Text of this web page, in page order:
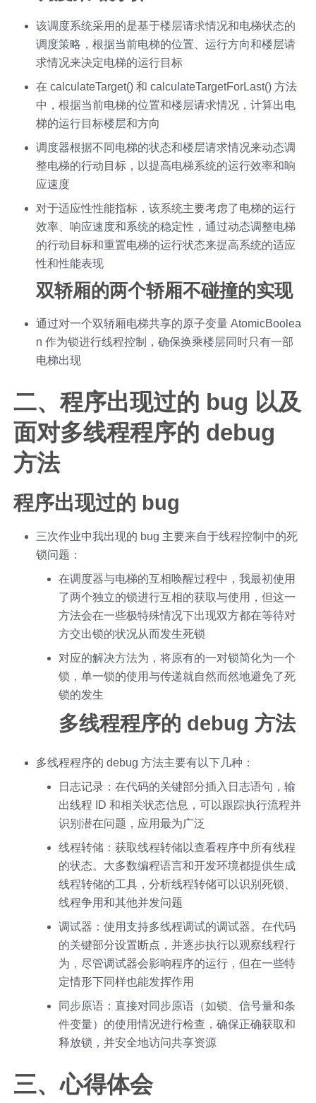
该调度系统采用的是基于楼层请求情况和电梯状态的
调度策略，根据当前电梯的位置、运行方向和楼层请
求情况来决定电梯的运行目标
在 calculateTarget() 和 calculateTargetForLast() 方法
中，根据当前电梯的位置和楼层请求情况，计算出电
梯的运行目标楼层和方向
调度器根据不同电梯的状态和楼层请求情况来动态调
整电梯的行动目标，以提高电梯系统的运行效率和响
应速度
对于适应性性能指标，该系统主要考虑了电梯的运行
效率、响应速度和系统的稳定性，通过动态调整电梯
的行动目标和重置电梯的运行状态来提高系统的适应
性和性能表现
双轿厢的两个轿厢不碰撞的实现
通过对一个双轿厢电梯共享的原子变量 AtomicBoolea
n 作为锁进行线程控制，确保换乘楼层同时只有一部
电梯出现
二、程序出现过的 bug 以及
面对多线程程序的 debug
方法
程序出现过的 bug
三次作业中我出现的 bug 主要来自于线程控制中的死
锁问题：
在调度器与电梯的互相唤醒过程中，我最初使用
了两个独立的锁进行互相的获取与使用，但这一
方法会在一些极特殊情况下出现双方都在等待对
方交出锁的状况从而发生死锁
对应的解决方法为，将原有的一对锁简化为一个
锁，单一锁的使用与传递就自然而然地避免了死
锁的发生
多线程程序的 debug 方法
多线程程序的 debug 方法主要有以下几种：
日志记录：在代码的关键部分插入日志语句，输
出线程 ID 和相关状态信息，可以跟踪执行流程并
识别潜在问题，应用最为广泛
线程转储：获取线程转储以查看程序中所有线程
的状态。大多数编程语言和开发环境都提供生成
线程转储的工具，分析线程转储可以识别死锁、
线程争用和其他并发问题
调试器：使用支持多线程调试的调试器。在代码
的关键部分设置断点，并逐步执行以观察线程行
为，尽管调试器会影响程序的运行，但在一些特
定情形下同样也能发挥作用
同步原语：直接对同步原语（如锁、信号量和条
件变量）的使用情况进行检查，确保正确获取和
释放锁，并安全地访问共享资源
三、心得体会